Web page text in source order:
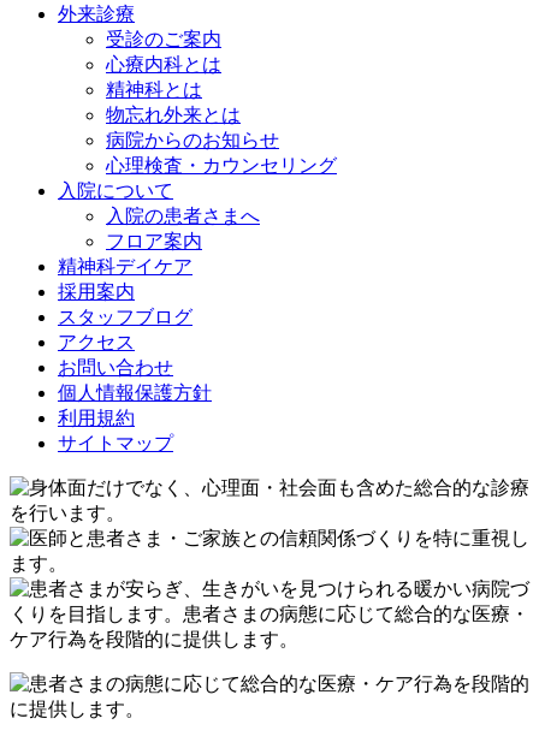
外来診療
受診のご案内
心療内科とは
精神科とは
物忘れ外来とは
病院からのお知らせ
心理検査・カウンセリング
入院について
入院の患者さまへ
フロア案内
精神科デイケア
採用案内
スタッフブログ
アクセス
お問い合わせ
個人情報保護方針
利用規約
サイトマップ